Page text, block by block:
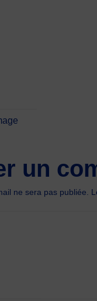
un
ne sera pas publiée.